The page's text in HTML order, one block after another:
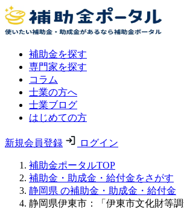
補助金を探す
専門家を探す
コラム
士業の方へ
士業ブログ
はじめての方
新規会員登録 ログイン
補助金ポータルTOP
補助金・助成金・給付金をさがす
静岡県 の補助金・助成金・給付金
静岡県伊東市：「伊東市文化財等